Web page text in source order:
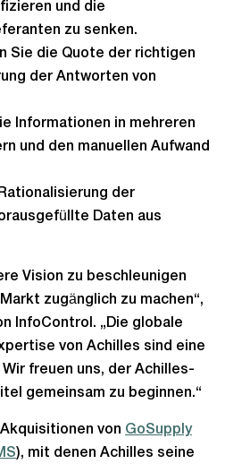
und die
zu senken.
Sie die Quote der richtigen
der Antworten von
Informationen in mehreren
und den manuellen Aufwand
Rationalisierung der
Daten aus
Vision zu beschleunigen
zugänglich zu machen“,
InfoControl. „Die globale
von Achilles sind eine
freuen uns, der Achilles-
gemeinsam zu beginnen.“
von GoSupply
), mit denen Achilles seine